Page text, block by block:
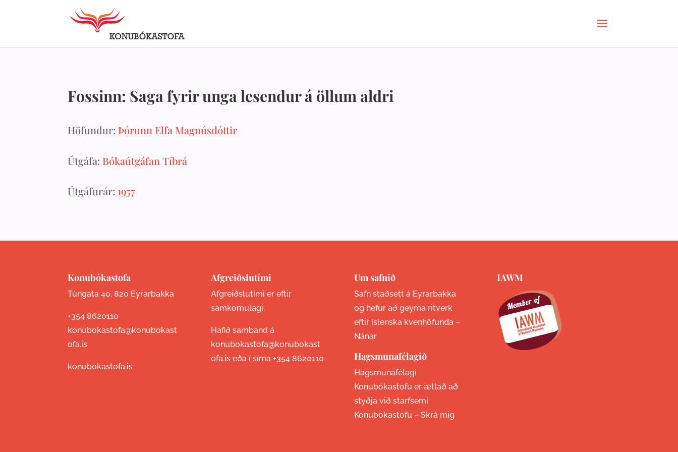
Fossinn: Saga fyrir unga lesendur á öllum aldri
Höfundur: Þórunn Elfa Magnúsdóttir
Útgáfa: Bókaútgáfan Tíbrá
Útgáfurár: 1957
Konubókastofa
Túngata 40, 820 Eyrarbakka
+354 8620110
konubokastofa@konubokast
ofa.is
konubokastofa.is
Afgreiðslutími
Afgreiðslutími er eftir
samkomulagi.
Hafið samband á
konubokastofa@konubokast
ofa.is eða í síma +354 8620110
Um safnið
Safn staðsett á Eyrarbakka
og hefur að geyma ritverk
eftir íslenska kvenhöfunda –
Nánar
Hagsmunafélagið
Hagsmunafélagi
Konubókastofu er ætlað að
styðja við starfsemi
Konubókastofu – Skrá mig
IAWM